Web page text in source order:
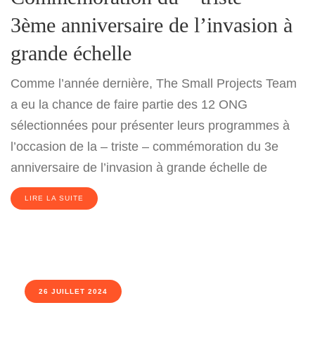
3ème anniversaire de l’invasion à
grande échelle
Comme l’année dernière, The Small Projects Team
a eu la chance de faire partie des 12 ONG
sélectionnées pour présenter leurs programmes à
l’occasion de la – triste – commémoration du 3e
anniversaire de l’invasion à grande échelle de
LIRE LA SUITE
26 JUILLET 2024